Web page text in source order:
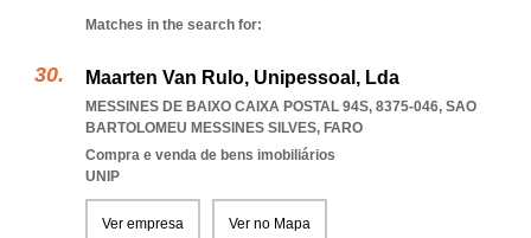
Matches in the search for:
Maarten Van Rulo, Unipessoal, Lda
MESSINES DE BAIXO CAIXA POSTAL 94S, 8375-046, SAO
BARTOLOMEU MESSINES SILVES, FARO
Compra e venda de bens imobiliários
UNIP
Ver empresa Ver no Mapa